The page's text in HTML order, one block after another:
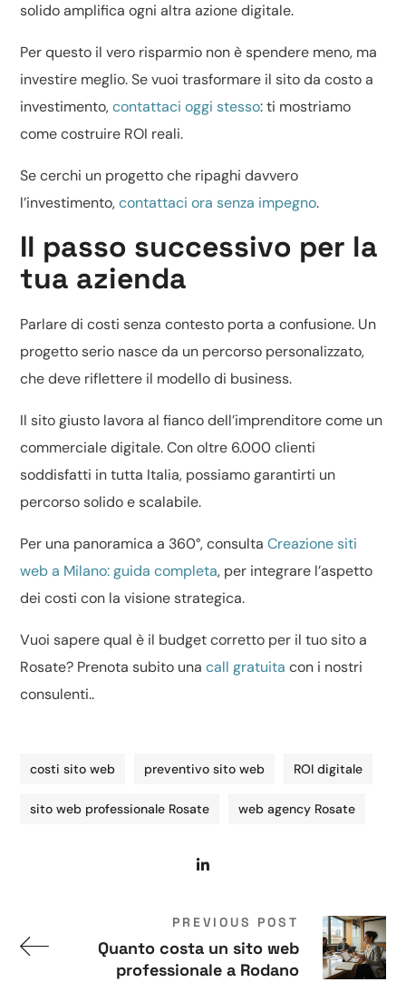
solido amplifica ogni altra azione digitale.
Per questo il vero risparmio non è spendere meno, ma
investire meglio. Se vuoi trasformare il sito da costo a
investimento,contattaci oggi stesso: ti mostriamo
come costruire ROI reali.
Se cerchi un progetto che ripaghi davvero
l’investimento,contattaci ora senza impegno.
Il passo successivo per la
tua azienda
Parlare di costi senza contesto porta a confusione. Un
progetto serio nasce da un percorso personalizzato,
che deve riflettere il modello di business.
Il sito giusto lavora al fianco dell’imprenditore come un
commerciale digitale. Con oltre 6.000 clienti
soddisfatti in tutta Italia, possiamo garantirti un
percorso solido e scalabile.
Per una panoramica a 360°, consultaCreazione siti
web a Milano: guida completa, per integrare l’aspetto
dei costi con la visione strategica.
Vuoi sapere qual è il budget corretto per il tuo sito a
Rosate? Prenota subito unacall gratuita con i nostri
consulenti..
costi sito web preventivo sito web ROI digitale
sito web professionale Rosate web agency Rosate
PREVIOUS POST
Quanto costa un sito web
professionale a Rodano